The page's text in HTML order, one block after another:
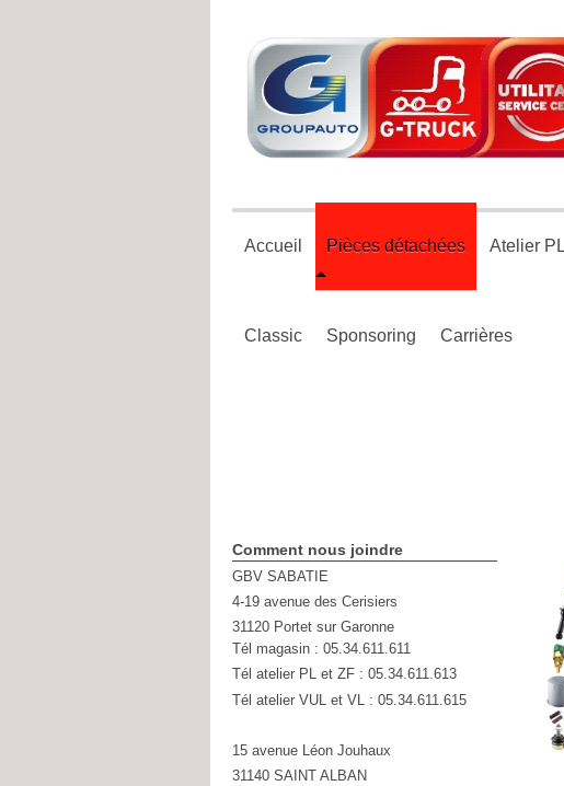
Accueil Pièces détachées Atelier
Classic Sponsoring Carrières
Comment nous joindre
GBV SABATIE
4-19 avenue des Cerisiers
31120 Portet sur Garonne
Tél magasin : 05.34.611.611
Tél atelier PL et ZF : 05.34.611.613
Tél atelier VUL et VL : 05.34.611.615
15 avenue Léon Jouhaux
31140 SAINT ALBAN